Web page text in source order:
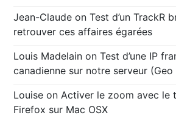
Jean-Claude onTest d’un TrackR
retrouver ces affaires égarées
Louis Madelain onTest d’une IP
canadienne sur notre serveur
Louise onActiver le zoom avec le
Firefox sur Mac OSX